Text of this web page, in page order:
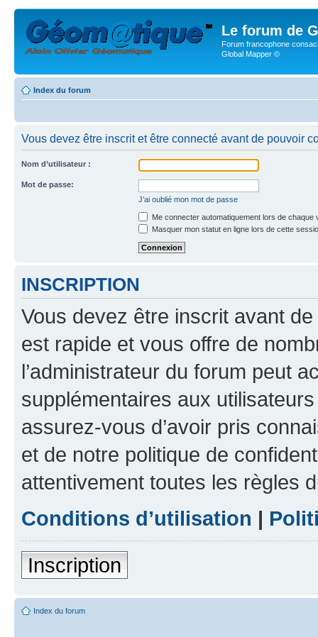
Le forum de
Forum francophone
Global Mapper ©
Index du forum
Vous devez être inscrit et être connecté avant de pouvoir
Nom d’utilisateur :
Mot de passe:
J’ai oublié mon mot de passe
Me connecter automatiquement lors de chaque
Masquer mon statut en ligne lors de cette
INSCRIPTION
Vous devez être inscrit avant
est rapide et vous offre de
l’administrateur du forum peut
supplémentaires aux
assurez-vous d’avoir pris
et de notre politique de
attentivement toutes les règles
Conditions d’utilisation |
Inscription
Index du forum